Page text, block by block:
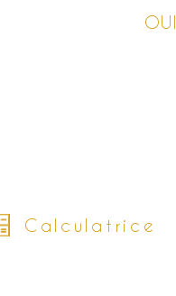
OUI
Calculatrice